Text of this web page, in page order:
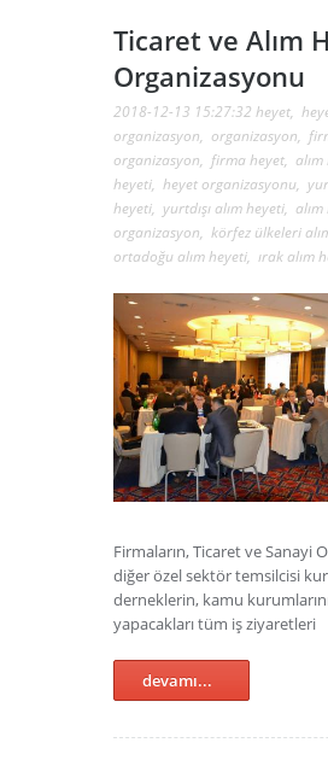
Ticaret ve Alım
Organizasyonu
2018-12-13 15:27:32 heyet,
organizasyon, organizasyon,
organizasyon, firma heyet,
heyeti, heyet organizasyonu,
heyeti, yurtdışı alım heyeti,
organizasyon, körfez ülkeleri
ortadoğu alım heyeti, ırak alım
Firmaların, Ticaret ve Sanayi
diğer özel sektör temsilcisi
derneklerin, kamu
yapacakları tüm iş ziyaretleri
devamı...